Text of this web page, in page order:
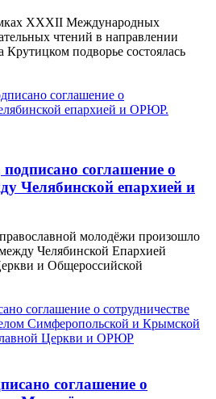
XXXII Международных
чтений в направлении
подворье состоялась
соглашение о
Челябинской епархией и
молодёжи произошло
Челябинской Епархией
и Общероссийской
соглашение о